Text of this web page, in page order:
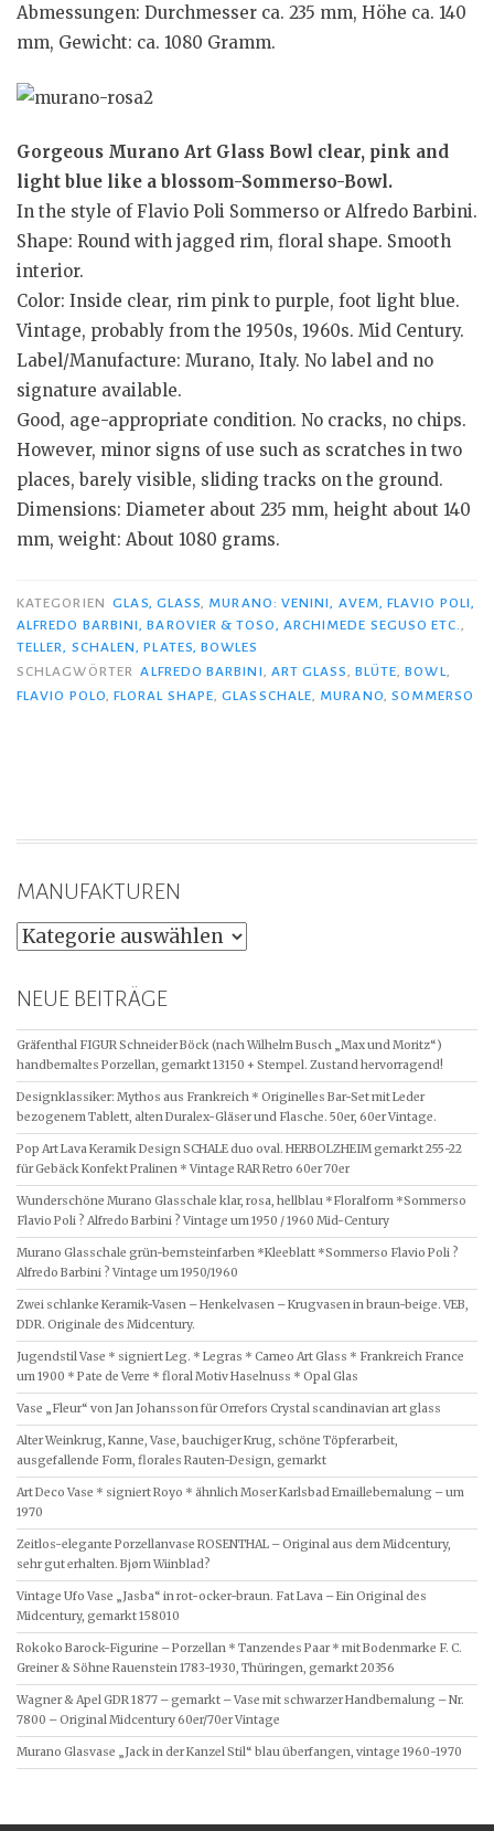
Abmessungen: Durchmesser ca. 235 mm, Höhe ca. 140
mm, Gewicht: ca. 1080 Gramm.
Gorgeous Murano Art Glass Bowl clear, pink and
light blue like a blossom-Sommerso-Bowl.
In the style of Flavio Poli Sommerso or Alfredo Barbini.
Shape: Round with jagged rim, floral shape. Smooth
interior.
Color: Inside clear, rim pink to purple, foot light blue.
Vintage, probably from the 1950s, 1960s. Mid Century.
Label/Manufacture: Murano, Italy. No label and no
signature available.
Good, age-appropriate condition. No cracks, no chips.
However, minor signs of use such as scratches in two
places, barely visible, sliding tracks on the ground.
Dimensions: Diameter about 235 mm, height about 140
mm, weight: About 1080 grams.
KATEGORIEN GLAS, GLASS
MURANO: VENINI, AVEM, FLAVIO POLI,
ALFREDO BARBINI, BAROVIER & TOSO, ARCHIMEDE SEGUSO ETC.
TELLER, SCHALEN, PLATES, BOWLES
SCHLAGWÖRTER
ALFREDO BARBINI ART GLASS BLÜTE ,BOWL
FLAVIO POLO ,FLORAL SHAPE ,GLASSCHALE MURANO SOMMERSO
MANUFAKTUREN
MANUFAKTUREN
NEUE BEITRÄGE
Gräfenthal FIGUR Schneider Böck (nach Wilhelm Busch „Max und Moritz“)
handbemaltes Porzellan, gemarkt 13150 + Stempel. Zustand hervorragend!
Designklassiker: Mythos aus Frankreich * Originelles Bar-Set mit Leder
bezogenem Tablett, alten Duralex-Gläser und Flasche. 50er, 60er Vintage.
Pop Art Lava Keramik Design SCHALE duo oval. HERBOLZHEIM gemarkt 255-22
für Gebäck Konfekt Pralinen * Vintage RAR Retro 60er 70er
Wunderschöne Murano Glasschale klar, rosa, hellblau *Floralform *Sommerso
Flavio Poli ? Alfredo Barbini ? Vintage um 1950 / 1960 Mid-Century
Murano Glasschale grün-bernsteinfarben *Kleeblatt *Sommerso Flavio Poli ?
Alfredo Barbini ? Vintage um 1950/1960
Zwei schlanke Keramik-Vasen – Henkelvasen – Krugvasen in braun-beige. VEB,
DDR. Originale des Midcentury.
Jugendstil Vase * signiert Leg. * Legras * Cameo Art Glass * Frankreich France
um 1900 * Pate de Verre * floral Motiv Haselnuss * Opal Glas
Vase „Fleur“ von Jan Johansson für Orrefors Crystal scandinavian art glass
Alter Weinkrug, Kanne, Vase, bauchiger Krug, schöne Töpferarbeit,
ausgefallende Form, florales Rauten-Design, gemarkt
Art Deco Vase * signiert Royo * ähnlich Moser Karlsbad Emaillebemalung – um
1970
Zeitlos-elegante Porzellanvase ROSENTHAL – Original aus dem Midcentury,
sehr gut erhalten. Bjørn Wiinblad?
Vintage Ufo Vase „Jasba“ in rot-ocker-braun. Fat Lava – Ein Original des
Midcentury, gemarkt 158010
Rokoko Barock-Figurine – Porzellan * Tanzendes Paar * mit Bodenmarke F. C.
Greiner & Söhne Rauenstein 1783-1930, Thüringen, gemarkt 20356
Wagner & Apel GDR 1877 – gemarkt – Vase mit schwarzer Handbemalung – Nr.
7800 – Original Midcentury 60er/70er Vintage
Murano Glasvase „Jack in der Kanzel Stil“ blau überfangen, vintage 1960-1970